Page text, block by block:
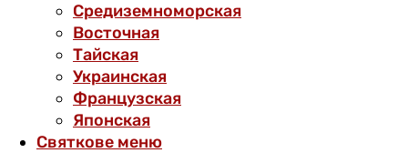
Средиземноморская
Восточная
Тайская
Украинская
Французская
Японская
Святкове меню